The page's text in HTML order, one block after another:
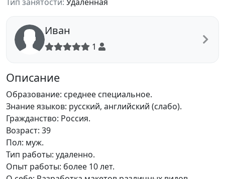
Иван
1
Описание
Образование: среднее специальное.
Знание языков: русский, английский (слабо).
Гражданство: Россия.
Возраст: 39
Пол: муж.
Тип работы: удаленно.
Опыт работы: более 10 лет.